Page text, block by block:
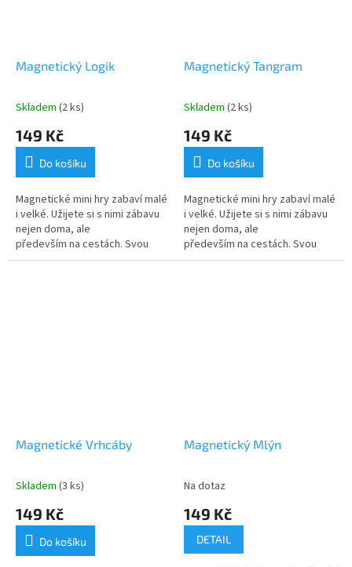
Magnetický Logik
Skladem (2 ks)
149 Kč
Do košíku
Magnetické mini hry zabaví malé
i velké. Užijete si s nimi zábavu
nejen doma, ale
především na cestách. Svou
malou tenkou velikostí se
Magnetický Tangram
Skladem (2 ks)
149 Kč
Do košíku
Magnetické mini hry zabaví malé
i velké. Užijete si s nimi zábavu
nejen doma, ale
především na cestách. Svou
malou tenkou velikostí se
Magnetické Vrhcáby
Skladem (3 ks)
149 Kč
Do košíku
Magnetický Mlýn
Na dotaz
149 Kč
DETAIL